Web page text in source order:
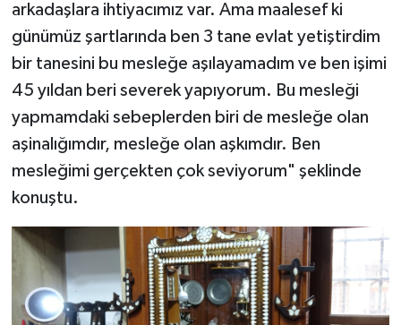
arkadaşlara ihtiyacımız var. Ama maalesef ki
günümüz şartlarında ben 3 tane evlat yetiştirdim
bir tanesini bu mesleğe aşılayamadım ve ben işimi
45 yıldan beri severek yapıyorum. Bu mesleği
yapmamdaki sebeplerden biri de mesleğe olan
aşinalığımdır, mesleğe olan aşkımdır. Ben
mesleğimi gerçekten çok seviyorum" şeklinde
konuştu.